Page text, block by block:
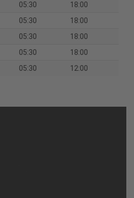
05:30
18:00
05:30
18:00
05:30
18:00
05:30
18:00
05:30 12:00